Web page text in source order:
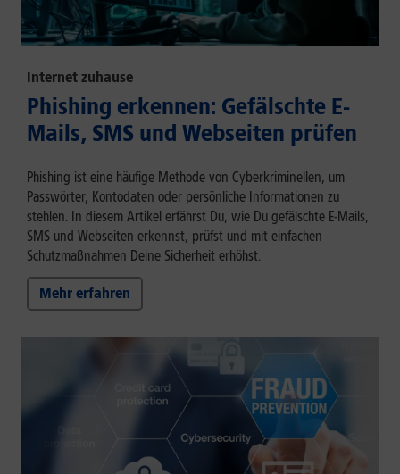
Internet zuhause
Phishing erkennen: Gefälschte E-
Mails, SMS und Webseiten prüfen
Phishing ist eine häufige Methode von Cyberkriminellen, um
Passwörter, Kontodaten oder persönliche Informationen zu
stehlen. In diesem Artikel erfährst Du, wie Du gefälschte E-Mails,
SMS und Webseiten erkennst, prüfst und mit einfachen
Schutzmaßnahmen Deine Sicherheit erhöhst.
Mehr erfahren